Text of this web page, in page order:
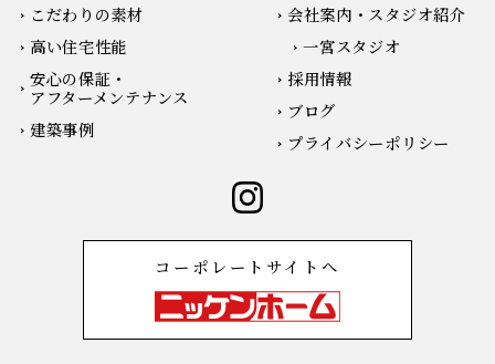
こだわりの素材
高い住宅性能
安心の保証・
アフターメンテナンス
建築事例
会社案内・スタジオ紹介
一宮スタジオ
採用情報
ブログ
プライバシーポリシー
コーポレートサイトへ